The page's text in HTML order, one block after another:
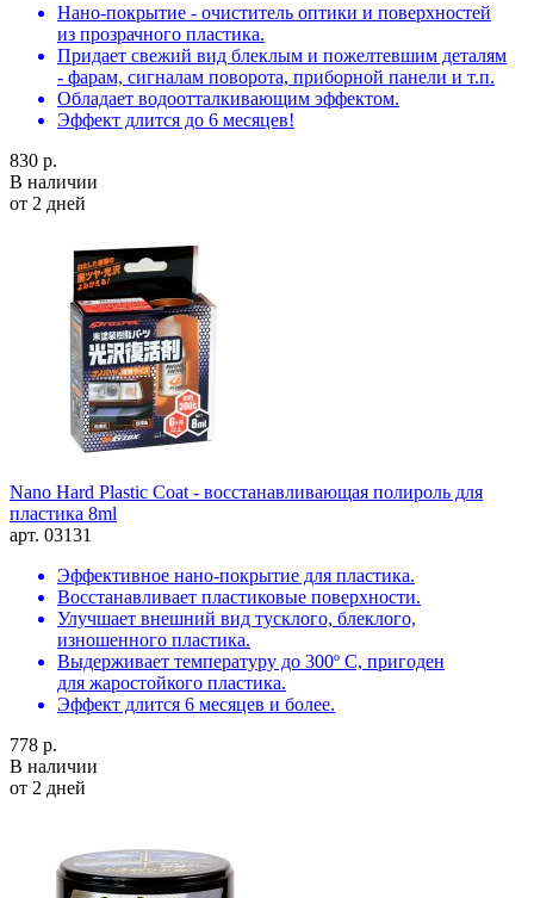
Нано-покрытие - очиститель оптики и поверхностей
из прозрачного пластика.
Придает свежий вид блеклым и пожелтевшим деталям
- фарам, сигналам поворота, приборной панели и т.п.
Обладает водоотталкивающим эффектом.
Эффект длится до 6 месяцев!
830 р.
В наличии
от 2 дней
Nano Hard Plastic Coat - восстанавливающая полироль для
пластика 8ml
арт. 03131
Эффективное нано-покрытие для пластика.
Восстанавливает пластиковые поверхности.
Улучшает внешний вид тусклого, блеклого,
изношенного пластика.
Выдерживает температуру до 300º C, пригоден
для жаростойкого пластика.
Эффект длится 6 месяцев и более.
778 р.
В наличии
от 2 дней